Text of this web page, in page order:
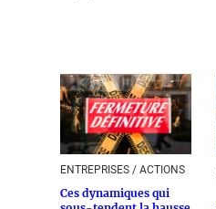
ENTREPRISES / ACTIONS
Ces dynamiques qui